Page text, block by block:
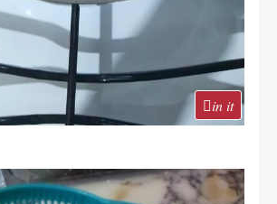
in it